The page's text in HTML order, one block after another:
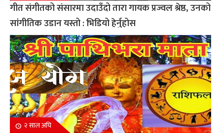
गीत संगीतको संसारमा उदाउँदो तारा गायक प्रज्वल श्रेष्ठ, उनको
सांगीतिक उडान यस्तो : भिडियो हेर्नुहोस
२ साल अघि